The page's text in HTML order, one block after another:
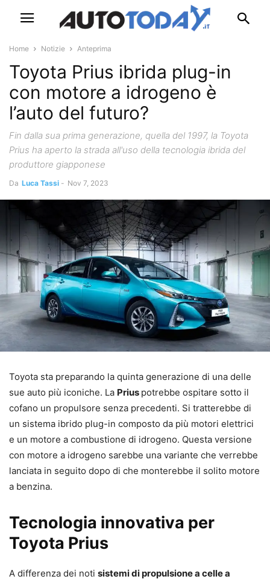
Home Notizie Anteprima
Toyota Prius ibrida plug-in
con motore a idrogeno è
l’auto del futuro?
Fin dalla sua prima generazione, quella del 1997, la Toyota
Prius ha aperto la strada all'uso della tecnologia ibrida del
produttore giapponese
Da Luca Tassi - Nov 7, 2023
Toyota sta preparando la quinta generazione di una delle
sue auto più iconiche. La Prius potrebbe ospitare sotto il
cofano un propulsore senza precedenti. Si tratterebbe di
un sistema ibrido plug-in composto da più motori elettrici
e un motore a combustione di idrogeno. Questa versione
con motore a idrogeno sarebbe una variante che verrebbe
lanciata in seguito dopo di che monterebbe il solito motore
a benzina.
Tecnologia innovativa per
Toyota Prius
A differenza dei noti sistemi di propulsione a celle a